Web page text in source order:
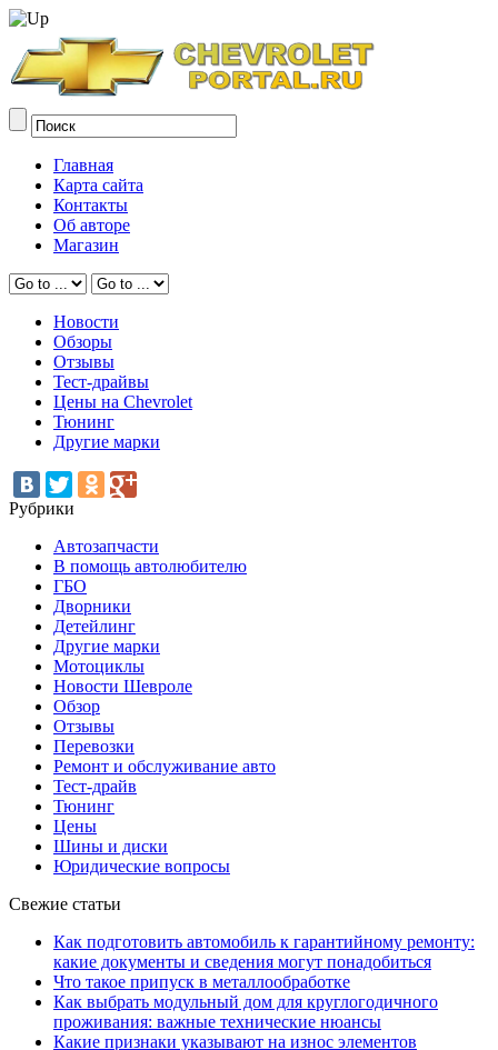
Главная
Карта сайта
Контакты
Об авторе
Магазин
Новости
Обзоры
Отзывы
Тест-драйвы
Цены на Chevrolet
Тюнинг
Другие марки
Рубрики
Автозапчасти
В помощь автолюбителю
ГБО
Дворники
Детейлинг
Другие марки
Мотоциклы
Новости Шевроле
Обзор
Отзывы
Перевозки
Ремонт и обслуживание авто
Тест-драйв
Тюнинг
Цены
Шины и диски
Юридические вопросы
Свежие статьи
Как подготовить автомобиль к гарантийному ремонту:
какие документы и сведения могут понадобиться
Что такое припуск в металлообработке
Как выбрать модульный дом для круглогодичного
проживания: важные технические нюансы
Какие признаки указывают на износ элементов